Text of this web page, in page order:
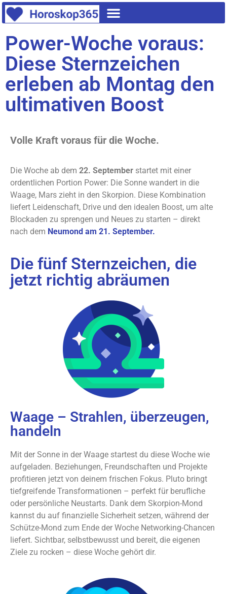
Power-Woche voraus:
Diese Sternzeichen
erleben ab Montag den
ultimativen Boost
Volle Kraft voraus für die Woche.
Die Woche ab dem 22. September startet mit einer
ordentlichen Portion Power: Die Sonne wandert in die
Waage, Mars zieht in den Skorpion. Diese Kombination
liefert Leidenschaft, Drive und den idealen Boost, um alte
Blockaden zu sprengen und Neues zu starten – direkt
nach dem Neumond am 21. September.
Die fünf Sternzeichen, die
jetzt richtig abräumen
Waage – Strahlen, überzeugen,
handeln
Mit der Sonne in der Waage startest du diese Woche wie
aufgeladen. Beziehungen, Freundschaften und Projekte
profitieren jetzt von deinem frischen Fokus. Pluto bringt
tiefgreifende Transformationen – perfekt für berufliche
oder persönliche Neustarts. Dank dem Skorpion-Mond
kannst du auf finanzielle Sicherheit setzen, während der
Schütze-Mond zum Ende der Woche Networking-Chancen
liefert. Sichtbar, selbstbewusst und bereit, die eigenen
Ziele zu rocken – diese Woche gehört dir.